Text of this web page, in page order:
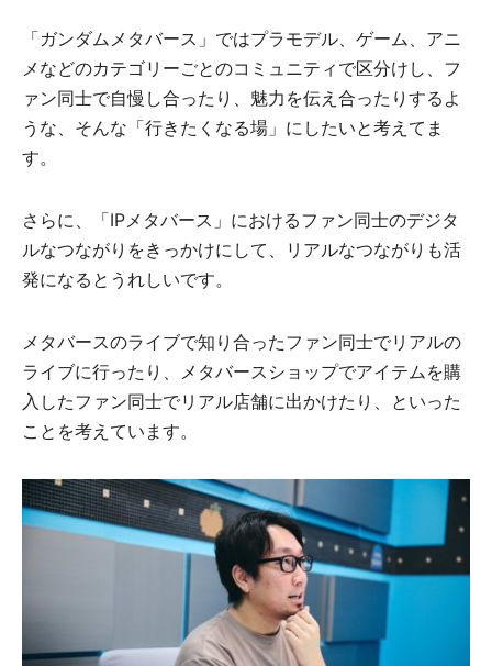
「ガンダムメタバース」ではプラモデル、ゲーム、アニ
メなどのカテゴリーごとのコミュニティで区分けし、フ
ァン同士で自慢し合ったり、魅力を伝え合ったりするよ
うな、そんな「行きたくなる場」にしたいと考えてま
す。
さらに、「IPメタバース」におけるファン同士のデジタ
ルなつながりをきっかけにして、​リアルなつながりも活
発になるとうれしいです。
メタバースのライブで知り合ったファン同士でリアルの
ライブに行ったり、メタバースショップでアイテムを購
入したファン同士でリアル店舗に出かけたり、といった
ことを考えています。